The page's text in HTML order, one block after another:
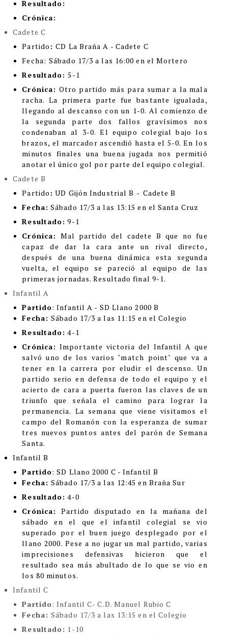
Resultado:
Crónica:
Cadete C
Partido :CD La Braña A - Cadete C
Fecha: Sábado 17/3 a las 16:00 en el Mortero
Resultado:5-1
Crónica: Otro partido más para sumar a la mala
racha. La primera parte fue bastante igualada,
llegando al descanso con un 1-0. Al comienzo de
la segunda parte dos fallos gravísimos nos
condenaban al 3-0. El equipo colegial bajo los
brazos, el marcador ascendió hasta el 5-0. En los
minutos finales una buena jugada nos permitió
anotar el único gol por parte del equipo colegial.
Cadete B
Partido : UD Gijón Industrial B - Cadete B
Fecha: Sábado 17/3 a las 13:15 en el Santa Cruz
Resultado: 9-1
Crónica: Mal partido del cadete B que no fue
capaz de dar la cara ante un rival directo,
después de una buena dinámica esta segunda
vuelta, el equipo se pareció al equipo de las
primeras jornadas. Resultado final 9-1.
Infantil A
Partido: Infantil A - SD Llano 2000 B
Fecha:Sábado 17/3 a las 11:15 en el Colegio
Resultado: 4-1
Crónica: Importante victoria del Infantil A que
salvó uno de los varios "match point" que va a
tener en la carrera por eludir el descenso. Un
partido serio en defensa de todo el equipo y el
acierto de cara a puerta fueron las claves de un
triunfo que señala el camino para lograr la
permanencia. La semana que viene visitamos el
campo del Romanón con la esperanza de sumar
tres nuevos puntos antes del parón de Semana
Santa.
Infantil B
Partido: SD Llano 2000 C - Infantil B
Fecha:Sábado 17/3 a las 12:45 en Braña Sur
Resultado: 4-0
Crónica:
Partido disputado en la mañana del
sábado en el que el infantil colegial se vio
superado por el buen juego desplegado por el
llano 2000. Pese a no jugar un mal partido, varias
imprecisiones defensivas hicieron que el
resultado sea más abultado de lo que se vio en
los 80 minutos.
Infantil C
Partido:Infantil C- C.D. Manuel Rubio C
Fecha:Sábado 17/3 a las 13:15 en el Colegio
Resultado: 1-10